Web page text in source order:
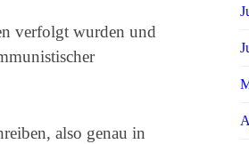
verfolgt wurden und
also genau in